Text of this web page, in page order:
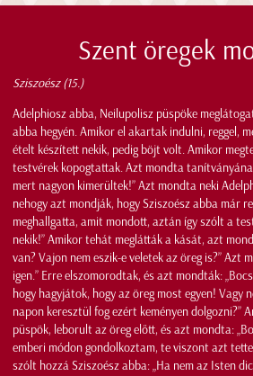
Szent öregek
Sziszoész (15.)
Adelphiosz abba, Neilupolisz püspöke
abba hegyén. Amikor el akartak indulni, reggel,
ételt készített nekik, pedig böjt volt. Amikor
testvérek kopogtattak. Azt mondta
mert nagyon kimerültek!” Azt mondta neki
nehogy azt mondják, hogy Sziszoész abba már
meghallgatta, amit mondott, aztán így szólt a
nekik!” Amikor tehát meglátták a kását, azt
van? Vajon nem eszik-e veletek az öreg is?” Azt
igen.” Erre elszomorodtak, és azt mondták:
hogy hagyjátok, hogy az öreg most egyen! Vagy
napon keresztül fog ezért keményen dolgozni?”
püspök, leborult az öreg előtt, és azt mondta:
emberi módon gondolkoztam, te viszont azt
szólt hozzá Sziszoész abba: „Ha nem az Isten